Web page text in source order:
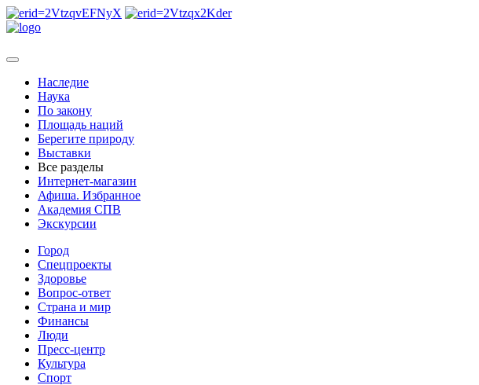
Наследие
Наука
По закону
Площадь наций
Берегите природу
Выставки
Все разделы
Интернет-магазин
Афиша. Избранное
Академия СПВ
Экскурсии
Город
Спецпроекты
Здоровье
Вопрос-ответ
Страна и мир
Финансы
Люди
Пресс-центр
Культура
Спорт